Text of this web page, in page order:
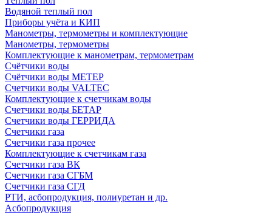
Водяной теплый пол
Приборы учёта и КИП
Манометры, термометры и комплектующие
Манометры, термометры
Комплектующие к манометрам, термометрам
Счётчики воды
Счётчики воды МЕТЕР
Счетчики воды VALTEC
Комплектующие к счетчикам воды
Счетчики воды БЕТАР
Счетчики воды ГЕРРИДА
Счетчики газа
Счетчики газа прочее
Комплектующие к счетчикам газа
Счетчики газа ВК
Счетчики газа СГБМ
Счетчики газа СГД
РТИ, асбопродукция, полиуретан и др.
Асбопродукция